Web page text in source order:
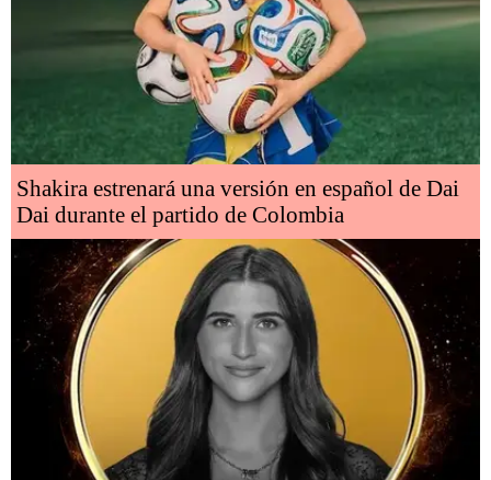
Shakira estrenará una versión en español de Dai
Dai durante el partido de Colombia